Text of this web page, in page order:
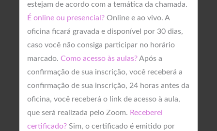
estejam de acordo com a temática da chamada.
É online ou presencial? Online e ao vivo. A
oficina ficará gravada e disponível por 30 dias,
caso você não consiga participar no horário
marcado. Como acesso às aulas? Após a
confirmação de sua inscrição, você receberá a
confirmação de sua inscrição, 24 horas antes da
oficina, você receberá o link de acesso à aula,
que será realizada pelo Zoom. Receberei
certificado? Sim, o certificado é emitido por